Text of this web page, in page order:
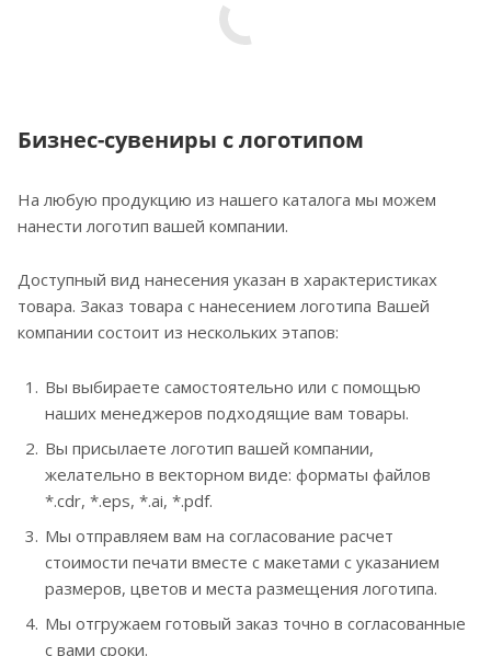
Бизнес-сувениры с логотипом
На любую продукцию из нашего каталога мы можем
нанести логотип вашей компании.
Доступный вид нанесения указан в характеристиках
товара. Заказ товара с нанесением логотипа Вашей
компании состоит из нескольких этапов:
Вы выбираете самостоятельно или с помощью
наших менеджеров подходящие вам товары.
Вы присылаете логотип вашей компании,
желательно в векторном виде: форматы файлов
*.cdr, *.eps, *.ai, *.pdf.
Мы отправляем вам на согласование расчет
стоимости печати вместе с макетами с указанием
размеров, цветов и места размещения логотипа.
Мы отгружаем готовый заказ точно в согласованные
с вами сроки.